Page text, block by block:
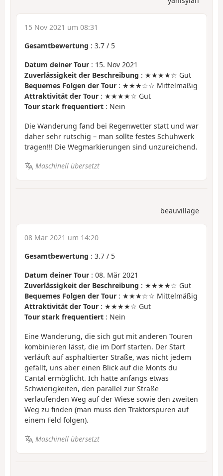
15 Nov 2021 um 08:31
Gesamtbewertung : 3.7 / 5
Datum deiner Tour : 15. Nov 2021
Zuverlässigkeit der Beschreibung : ★★★★☆ Gut
Bequemes Folgen der Tour : ★★★☆☆ Mittelmäßig
Attraktivität der Tour : ★★★★☆ Gut
Tour stark frequentiert : Nein
Die Wanderung fand bei Regenwetter statt und war
daher sehr rutschig – man sollte festes Schuhwerk
tragen!!! Die Wegmarkierungen sind unzureichend.
Maschinell übersetzt
beauvillage
08 Mär 2021 um 14:20
Gesamtbewertung : 3.7 / 5
Datum deiner Tour : 08. Mär 2021
Zuverlässigkeit der Beschreibung : ★★★★☆ Gut
Bequemes Folgen der Tour : ★★★☆☆ Mittelmäßig
Attraktivität der Tour : ★★★★☆ Gut
Tour stark frequentiert : Nein
Eine Wanderung, die sich gut mit anderen Touren
kombinieren lässt, die im Dorf starten. Der Start
verläuft auf asphaltierter Straße, was nicht jedem
gefällt, uns aber einen Blick auf die Monts du
Cantal ermöglicht. Ich hatte anfangs etwas
Schwierigkeiten, den parallel zur Straße
verlaufenden Weg auf der Wiese sowie den zweiten
Weg zu finden (man muss den Traktorspuren auf
einem Feld folgen).
Maschinell übersetzt